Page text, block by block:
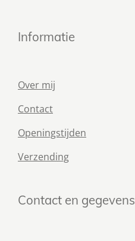
Informatie
Over mij
Contact
Openingstijden
Verzending
Contact en gegevens